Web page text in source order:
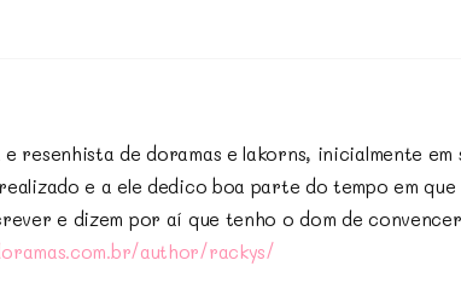
resenhista de doramas e lakorns, inicialmente
e a ele dedico boa parte do tempo em
e dizem por aí que tenho o dom de
author/rackys/